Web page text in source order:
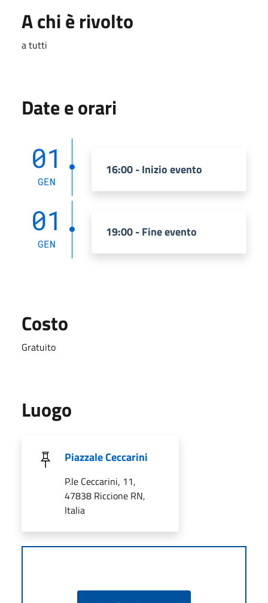
A chi è rivolto
a tutti
Date e orari
01
GEN
16:00 - Inizio evento
01
GEN
19:00 - Fine evento
Costo
Gratuito
Luogo
Piazzale Ceccarini
P.le Ceccarini, 11,
47838 Riccione RN,
Italia